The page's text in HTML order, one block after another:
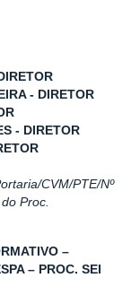
- DIRETOR
- DIRETOR
CVM/PTE/Nº
Proc.
–
– PROC. SEI